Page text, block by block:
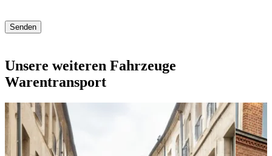
Senden
Unsere weiteren Fahrzeuge
Warentransport